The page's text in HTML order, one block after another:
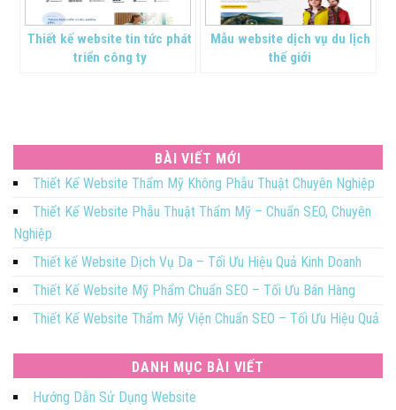
Thiết kế website tin tức phát
triển công ty
Mẫu website dịch vụ du lịch
thế giới
BÀI VIẾT MỚI
Thiết Kế Website Thẩm Mỹ Không Phẫu Thuật Chuyên Nghiệp
Thiết Kế Website Phẫu Thuật Thẩm Mỹ – Chuẩn SEO, Chuyên
Nghiệp
Thiết kế Website Dịch Vụ Da – Tối Ưu Hiệu Quả Kinh Doanh
Thiết Kế Website Mỹ Phẩm Chuẩn SEO – Tối Ưu Bán Hàng
Thiết Kế Website Thẩm Mỹ Viện Chuẩn SEO – Tối Ưu Hiệu Quả
DANH MỤC BÀI VIẾT
Hướng Dẫn Sử Dụng Website